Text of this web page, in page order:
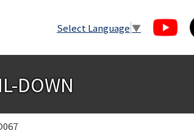
Select Language ▼
DOWN